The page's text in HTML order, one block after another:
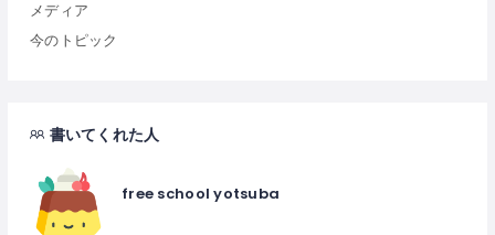
メディア
今のトピック
書いてくれた人
free school yotsuba